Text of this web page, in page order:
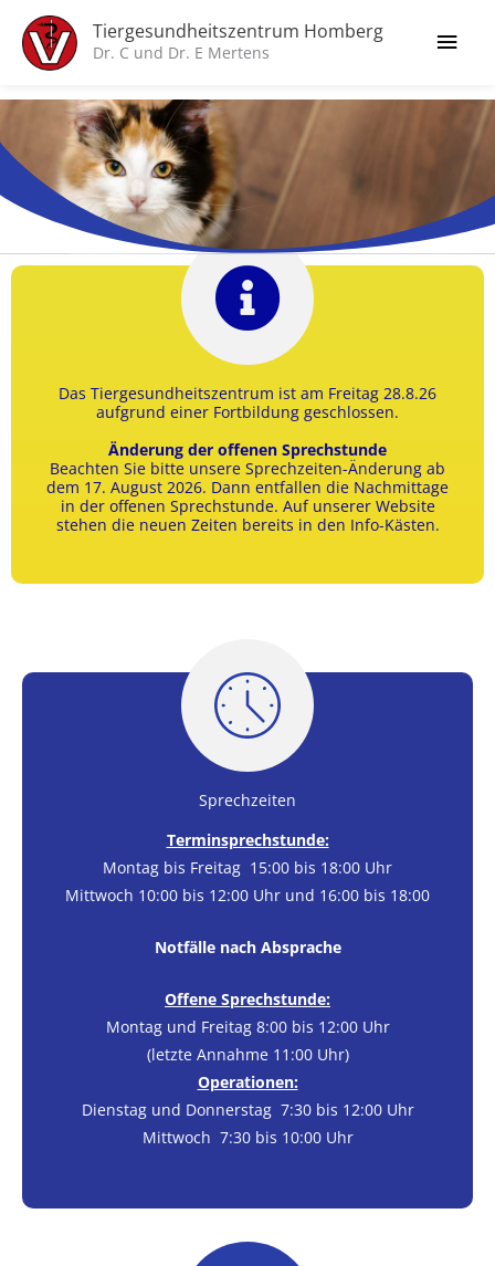
Inhalt
springen
Tiergesundheitszentrum Homberg
Dr. C und Dr. E Mertens
Das Tiergesundheitszentrum ist am Freitag 28.8.26
aufgrund einer Fortbildung geschlossen.
Änderung der offenen Sprechstunde
Beachten Sie bitte unsere Sprechzeiten-Änderung ab
dem 17. August 2026. Dann entfallen die Nachmittage
in der offenen Sprechstunde. Auf unserer Website
stehen die neuen Zeiten bereits in den Info-Kästen.
Sprechzeiten
Terminsprechstunde:
Montag bis Freitag 15:00 bis 18:00 Uhr
Mittwoch 10:00 bis 12:00 Uhr und 16:00 bis 18:00
Notfälle nach Absprache
Offene Sprechstunde:
Montag und Freitag 8:00 bis 12:00 Uhr
(letzte Annahme 11:00 Uhr)
Operationen:
Dienstag und Donnerstag 7:30 bis 12:00 Uhr
Mittwoch 7:30 bis 10:00 Uhr